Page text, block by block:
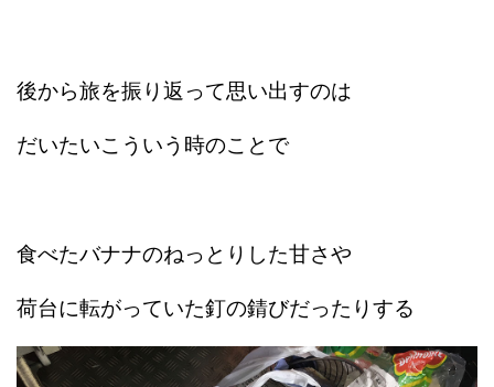
後から旅を振り返って思い出すのは
だいたいこういう時のことで
食べたバナナのねっとりした甘さや
荷台に転がっていた釘の錆びだったりする